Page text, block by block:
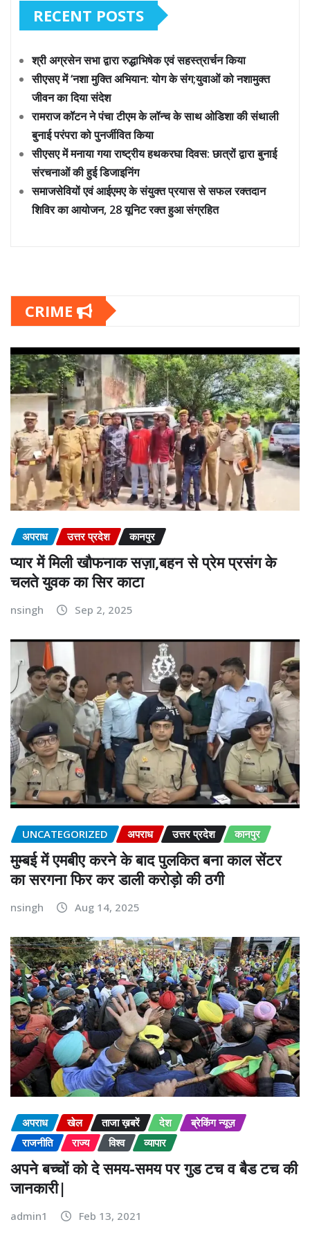
RECENT POSTS
श्री अग्रसेन सभा द्वारा रुद्धाभिषेक एवं सहस्त्रार्चन किया
सीएसए में ‘नशा मुक्ति अभियान: योग के संग;युवाओं को नशामुक्त
जीवन का दिया संदेश
रामराज कॉटन ने पंचा टीएम के लॉन्च के साथ ओडिशा की संथाली
बुनाई परंपरा को पुनर्जीवित किया
सीएसए में मनाया गया राष्ट्रीय हथकरघा दिवस: छात्रों द्वारा बुनाई
संरचनाओं की हुई डिजाइनिंग
समाजसेवियों एवं आईएमए के संयुक्त प्रयास से सफल रक्तदान
शिविर का आयोजन, 28 यूनिट रक्त हुआ संग्रहित
CRIME
अपराध उत्तर प्रदेश कानपुर
प्यार में मिली खौफनाक सज़ा,बहन से प्रेम प्रसंग के
चलते युवक का सिर काटा
nsingh Sep 2, 2025
UNCATEGORIZED अपराध उत्तर प्रदेश कानपुर
मुम्बई में एमबीए करने के बाद पुलकित बना काल सेंटर
का सरगना फिर कर डाली करोड़ो की ठगी
nsingh Aug 14, 2025
अपराध खेल ताजा ख़बरें देश
ब्रेकिंग न्यूज़
राजनीति
राज्य विश्व व्यापार
अपने बच्चों को दे समय-समय पर गुड टच व बैड टच की
जानकारी|
admin1 Feb 13, 2021